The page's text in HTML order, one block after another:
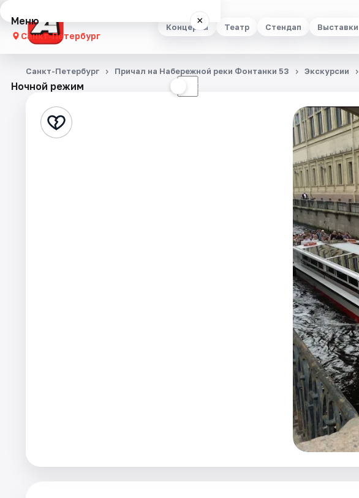
Концерты Театр Стендап Выставки
Меню ×
Санкт-Петербург
Концерты
Стендап
Ночной режим ☾
Санкт-Петербург Причал на Набережной реки Фонтанки 53 Экскурсии